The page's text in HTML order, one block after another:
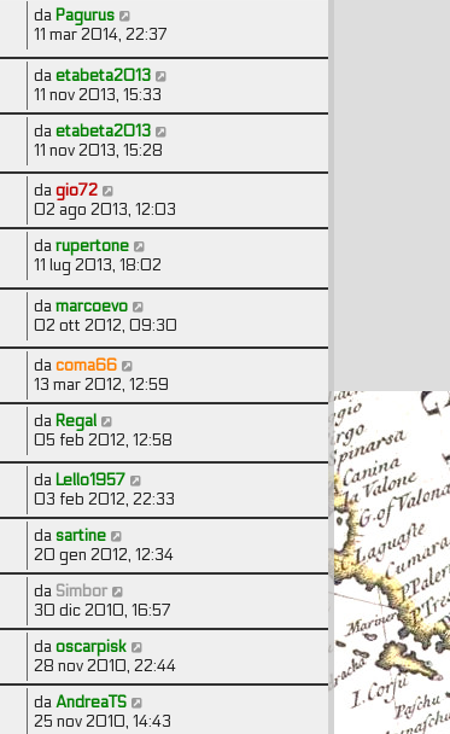
daPagurus
11 mar 2014, 22:37
daetabeta2013
11 nov 2013, 15:33
daetabeta2013
11 nov 2013, 15:28
dagio72
02 ago 2013, 12:03
darupertone
11 lug 2013, 18:02
damarcoevo
02 ott 2012, 09:30
dacoma66
13 mar 2012, 12:59
da Regal
05 feb 2012, 12:58
daLello1957
03 feb 2012, 22:33
dasartine
20 gen 2012, 12:34
da Simbor
30 dic 2010, 16:57
daoscarpisk
28 nov 2010, 22:44
daAndreaTS
25 nov 2010, 14:43